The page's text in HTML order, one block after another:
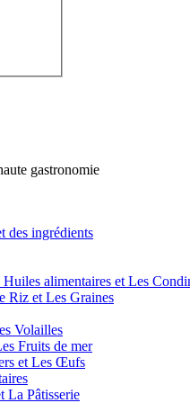
gastronomie
des ingrédients
alimentaires et Les
Riz et Les Graines
Volailles
Fruits de mer
et Les Œufs
La Pâtisserie